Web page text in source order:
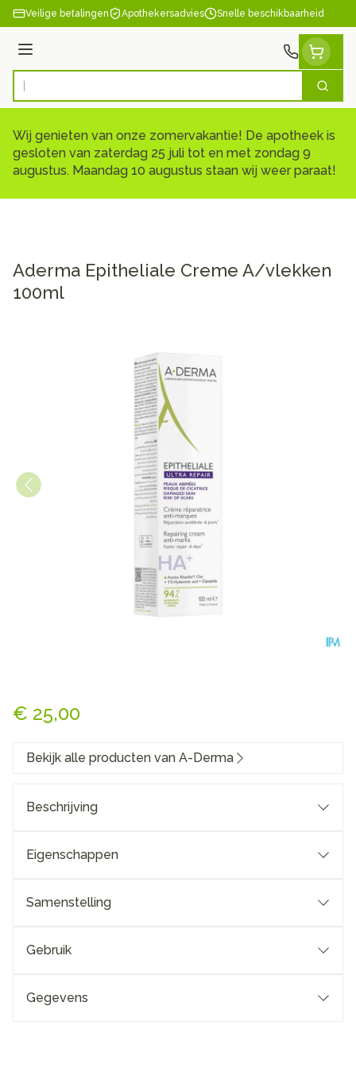
Ga naar de inhoud
Veilige betalingen Apothekersadvies Snelle beschikbaarheid
Menu
Product, merk, categorie... Zoek
Wij genieten van onze zomervakantie! De apotheek is
gesloten van zaterdag 25 juli tot en met zondag 9
augustus. Maandag 10 augustus staan wij weer paraat!
Aderma Epitheliale Creme A/vlekken
100ml
€ 25,00
Bekijk alle producten van A-Derma
Beschrijving
Eigenschappen
Samenstelling
Gebruik
Gegevens